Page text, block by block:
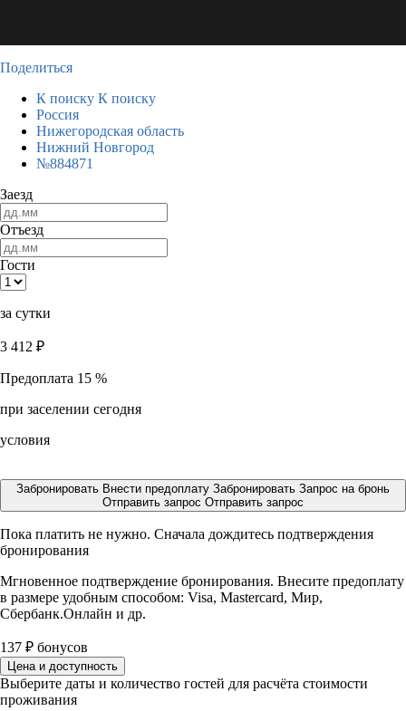
Поделиться
К поиску К поиску
Россия
Нижегородская область
Нижний Новгород
№884871
Заезд
Отъезд
Гости
за сутки
3 412 ₽
Предоплата 15 %
при заселении сегодня
условия
Забронировать Внести предоплату Забронировать Запрос на бронь
Отправить запрос Отправить запрос
Пока платить не нужно. Сначала дождитесь подтверждения
бронирования
Мгновенное подтверждение бронирования. Внесите предоплату
в размере удобным способом: Visa, Mastercard, Мир,
Сбербанк.Онлайн и др.
137 ₽ бонусов
Цена и доступность
Выберите даты и количество гостей для расчёта стоимости
проживания